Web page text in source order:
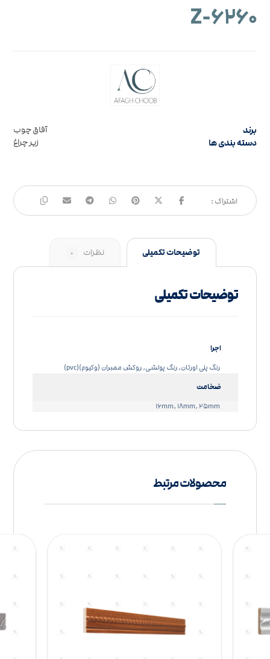
۶۲۶۰-Z
برند آفاق چوب
دسته بندی ها زیر چراغ
توضیحات تکمیلی نظرات ۰
توضیحات تکمیلی
اجرا
رنگ پلی اورتان, رنگ پولشی, روکش ممبران (وکیوم)(pvc)
ضخامت
۱۶mm, ۱۸mm, ۲۵mm
محصولات مرتبط